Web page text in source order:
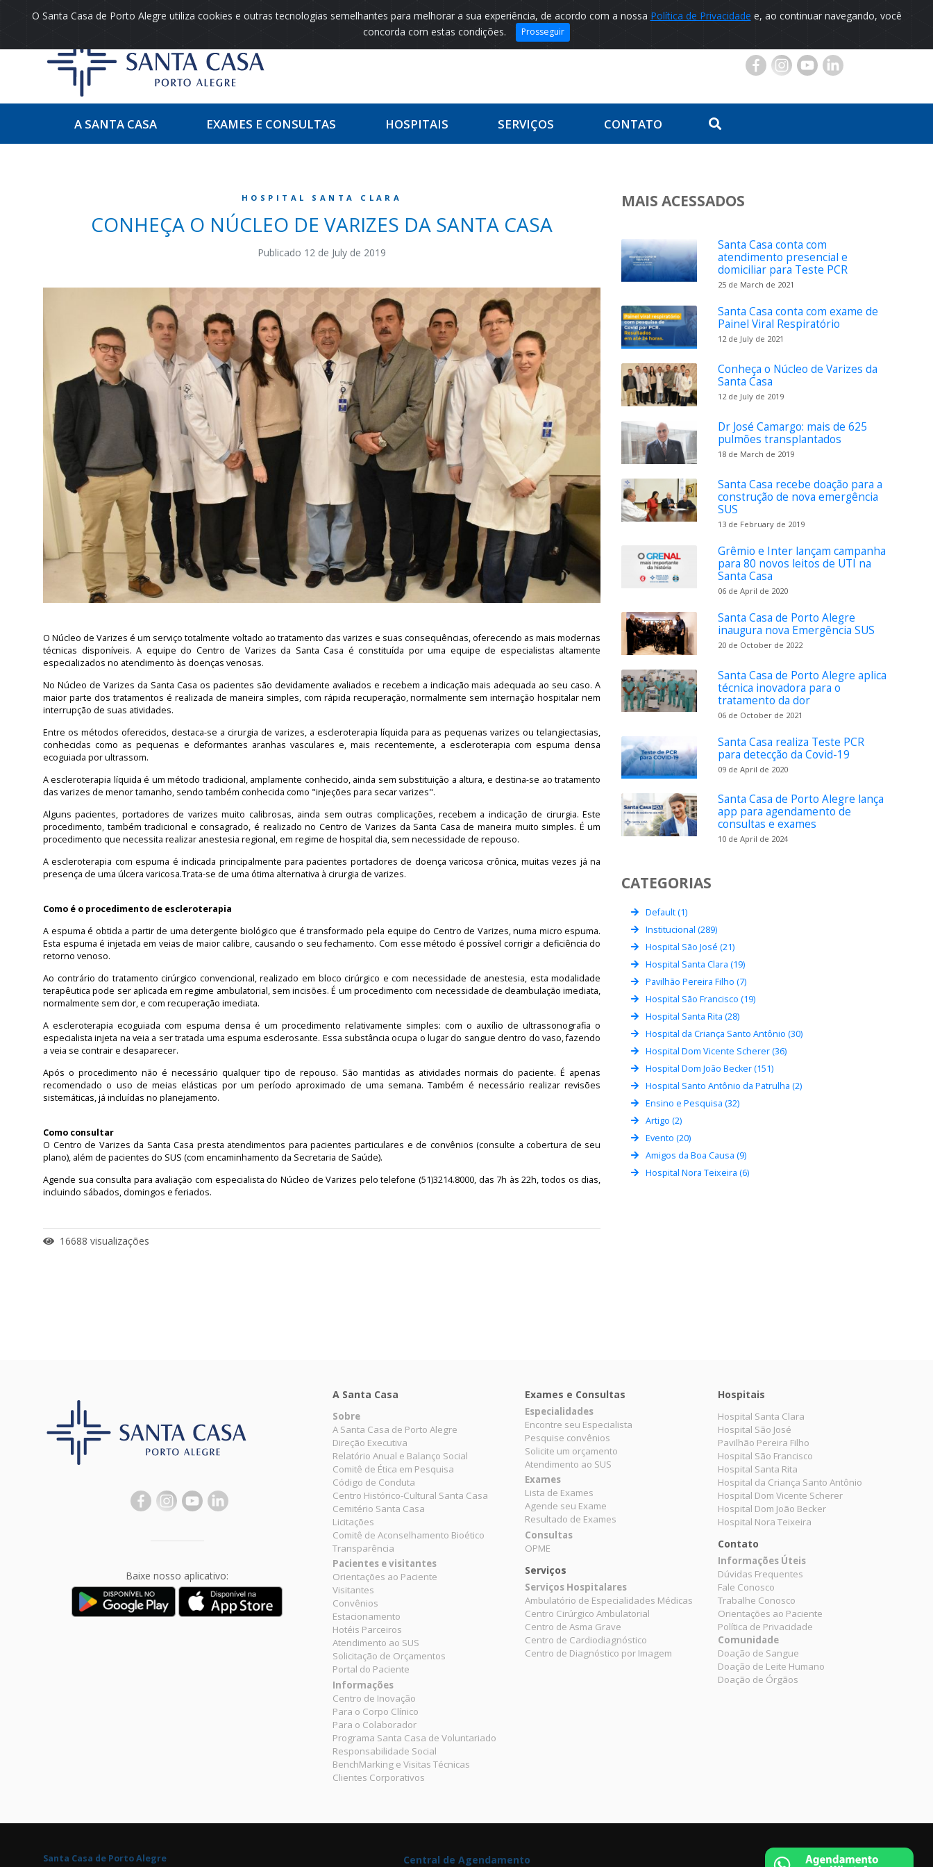
O Santa Casa de Porto Alegre utiliza cookies e outras tecnologias semelhantes para melhorar a sua experiência, de acordo com a nossa Política de Privacidade e, ao continuar navegando, você
concorda com estas condições.
Prosseguir
A SANTA CASA EXAMES E CONSULTAS HOSPITAIS SERVIÇOS CONTATO
HOSPITAL SANTA CLARA
CONHEÇA O NÚCLEO DE VARIZES DA SANTA CASA
Publicado 12 de July de 2019
O Núcleo de Varizes é um serviço totalmente voltado ao tratamento das varizes e suas consequências, oferecendo as mais modernas
técnicas disponíveis. A equipe do Centro de Varizes da Santa Casa é constituída por uma equipe de especialistas altamente
especializados no atendimento às doenças venosas.
No Núcleo de Varizes da Santa Casa os pacientes são devidamente avaliados e recebem a indicação mais adequada ao seu caso. A
maior parte dos tratamentos é realizada de maneira simples, com rápida recuperação, normalmente sem internação hospitalar nem
interrupção de suas atividades.
Entre os métodos oferecidos, destaca-se a cirurgia de varizes, a escleroterapia líquida para as pequenas varizes ou telangiectasias,
conhecidas como as pequenas e deformantes aranhas vasculares e, mais recentemente, a escleroterapia com espuma densa
ecoguiada por ultrassom.
A escleroterapia líquida é um método tradicional, amplamente conhecido, ainda sem substituição a altura, e destina-se ao tratamento
das varizes de menor tamanho, sendo também conhecida como "injeções para secar varizes".
Alguns pacientes, portadores de varizes muito calibrosas, ainda sem outras complicações, recebem a indicação de cirurgia. Este
procedimento, também tradicional e consagrado, é realizado no Centro de Varizes da Santa Casa de maneira muito simples. É um
procedimento que necessita realizar anestesia regional, em regime de hospital dia, sem necessidade de repouso.
A escleroterapia com espuma é indicada principalmente para pacientes portadores de doença varicosa crônica, muitas vezes já na
presença de uma úlcera varicosa.Trata-se de uma ótima alternativa à cirurgia de varizes.
Como é o procedimento de escleroterapia
A espuma é obtida a partir de uma detergente biológico que é transformado pela equipe do Centro de Varizes, numa micro espuma.
Esta espuma é injetada em veias de maior calibre, causando o seu fechamento. Com esse método é possível corrigir a deficiência do
retorno venoso.
Ao contrário do tratamento cirúrgico convencional, realizado em bloco cirúrgico e com necessidade de anestesia, esta modalidade
terapêutica pode ser aplicada em regime ambulatorial, sem incisões. É um procedimento com necessidade de deambulação imediata,
normalmente sem dor, e com recuperação imediata.
A escleroterapia ecoguiada com espuma densa é um procedimento relativamente simples: com o auxílio de ultrassonografia o
especialista injeta na veia a ser tratada uma espuma esclerosante. Essa substância ocupa o lugar do sangue dentro do vaso, fazendo
a veia se contrair e desaparecer.
Após o procedimento não é necessário qualquer tipo de repouso. São mantidas as atividades normais do paciente. É apenas
recomendado o uso de meias elásticas por um período aproximado de uma semana. Também é necessário realizar revisões
sistemáticas, já incluídas no planejamento.
Como consultar
O Centro de Varizes da Santa Casa presta atendimentos para pacientes particulares e de convênios (consulte a cobertura de seu
plano), além de pacientes do SUS (com encaminhamento da Secretaria de Saúde).
Agende sua consulta para avaliação com especialista do Núcleo de Varizes pelo telefone (51)3214.8000, das 7h às 22h, todos os dias,
incluindo sábados, domingos e feriados.
16688 visualizações
MAIS ACESSADOS
Santa Casa conta com
atendimento presencial e
domiciliar para Teste PCR
25 de March de 2021
Santa Casa conta com exame de
Painel Viral Respiratório
12 de July de 2021
Conheça o Núcleo de Varizes da
Santa Casa
12 de July de 2019
Dr José Camargo: mais de 625
pulmões transplantados
18 de March de 2019
Santa Casa recebe doação para a
construção de nova emergência
SUS
13 de February de 2019
Grêmio e Inter lançam campanha
para 80 novos leitos de UTI na
Santa Casa
06 de April de 2020
Santa Casa de Porto Alegre
inaugura nova Emergência SUS
20 de October de 2022
Santa Casa de Porto Alegre aplica
técnica inovadora para o
tratamento da dor
06 de October de 2021
Santa Casa realiza Teste PCR
para detecção da Covid-19
09 de April de 2020
Santa Casa de Porto Alegre lança
app para agendamento de
consultas e exames
10 de April de 2024
CATEGORIAS
Default (1)
Institucional (289)
Hospital São José (21)
Hospital Santa Clara (19)
Pavilhão Pereira Filho (7)
Hospital São Francisco (19)
Hospital Santa Rita (28)
Hospital da Criança Santo Antônio (30)
Hospital Dom Vicente Scherer (36)
Hospital Dom João Becker (151)
Hospital Santo Antônio da Patrulha (2)
Ensino e Pesquisa (32)
Artigo (2)
Evento (20)
Amigos da Boa Causa (9)
Hospital Nora Teixeira (6)
Baixe nosso aplicativo:
A Santa Casa
Sobre
A Santa Casa de Porto Alegre
Direção Executiva
Relatório Anual e Balanço Social
Comitê de Ética em Pesquisa
Código de Conduta
Centro Histórico-Cultural Santa Casa
Cemitério Santa Casa
Licitações
Comitê de Aconselhamento Bioético
Transparência
Pacientes e visitantes
Orientações ao Paciente
Visitantes
Convênios
Estacionamento
Hotéis Parceiros
Atendimento ao SUS
Solicitação de Orçamentos
Portal do Paciente
Informações
Centro de Inovação
Para o Corpo Clínico
Para o Colaborador
Programa Santa Casa de Voluntariado
Responsabilidade Social
BenchMarking e Visitas Técnicas
Clientes Corporativos
Exames e Consultas
Especialidades
Encontre seu Especialista
Pesquise convênios
Solicite um orçamento
Atendimento ao SUS
Exames
Lista de Exames
Agende seu Exame
Resultado de Exames
Consultas
OPME
Serviços
Serviços Hospitalares
Ambulatório de Especialidades Médicas
Centro Cirúrgico Ambulatorial
Centro de Asma Grave
Centro de Cardiodiagnóstico
Centro de Diagnóstico por Imagem
Hospitais
Hospital Santa Clara
Hospital São José
Pavilhão Pereira Filho
Hospital São Francisco
Hospital Santa Rita
Hospital da Criança Santo Antônio
Hospital Dom Vicente Scherer
Hospital Dom João Becker
Hospital Nora Teixeira
Contato
Informações Úteis
Dúvidas Frequentes
Fale Conosco
Trabalhe Conosco
Orientações ao Paciente
Política de Privacidade
Comunidade
Doação de Sangue
Doação de Leite Humano
Doação de Órgãos
Santa Casa de Porto Alegre
Central de Agendamento